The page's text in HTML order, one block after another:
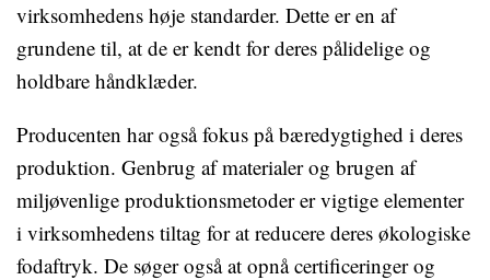
virksomhedens høje standarder. Dette er en af ​​
grundene til, at de er kendt for deres pålidelige og
holdbare håndklæder.
Producenten har også fokus på bæredygtighed i deres
produktion. Genbrug af materialer og brugen af
miljøvenlige produktionsmetoder er vigtige elementer
i virksomhedens tiltag for at reducere deres økologiske
fodaftryk. De søger også at opnå certificeringer og